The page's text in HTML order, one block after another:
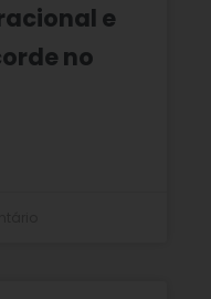
e
no